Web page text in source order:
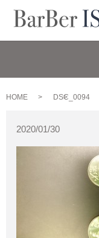
HOME DSC_0094
2020/01/30